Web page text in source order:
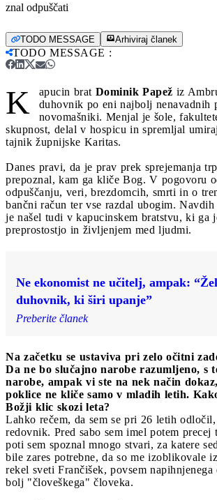
znal odpuščati
TODO MESSAGE Arhiviraj članek
TODO MESSAGE :
K apucin brat Dominik Papež iz
duhovnik po eni najbolj nenavadnih
novomašniki. Menjal je šole,
skupnost, delal v hospicu in spremljal
tajnik župnijske Karitas.
Danes pravi, da je prav prek sprejemanja
prepoznal, kam ga kliče Bog. V pogovoru
odpuščanju, veri, brezdomcih, smrti in o
bančni račun ter vse razdal ubogim.
je našel tudi v kapucinskem bratstvu, ki ga
preprostostjo in življenjem med ljudmi.
Ne ekonomist ne učitelj, ampak:
duhovnik, ki širi upanje”
Preberite članek
Na začetku se ustaviva pri zelo očitni
Da ne bo slučajno narobe razumljeno, s
narobe, ampak vi ste na nek način
poklice ne kliče samo v mladih letih.
Božji klic skozi leta?
Lahko rečem, da sem se pri 26 letih
redovnik. Pred sabo sem imel potem precej
poti sem spoznal mnogo stvari, za katere
bile zares potrebne, da so me izoblikovale
rekel sveti Frančišek, povsem
bolj "človeškega" človeka.